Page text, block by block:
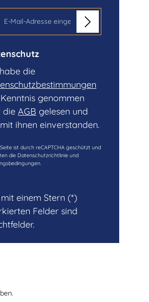
E-Mail-Adresse*
die
genommen
die AGB gelesen und
ihnen einverstanden.
ist durch reCAPTCHA geschützt und
die Datenschutzrichtlinie und
.
einem Stern (*)
Felder sind